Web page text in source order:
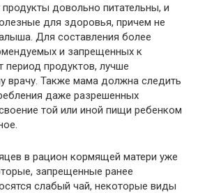
довольно питательны, и
для здоровья, причем не
Для составления более
и запрещенных к
период продуктов, лучше
врачу. Также мама должна следить
даже разрешенных
той или иной пищи ребенком
в рацион кормящей матери уже
запрещенные ранее
слабый чай, некоторые виды